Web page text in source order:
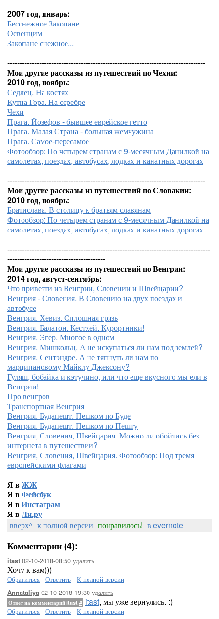
2007 год, январь:
Бесснежное Закопане
Освенцим
Закопане снежное...
---------------------------------------------------------------------------------
Мои другие рассказы из путешествий по Чехии:
2010 год, ноябрь:
Седлец. На костях
Кутна Гора. На серебре
Чехи
Прага. Йозефов - бывшее еврейское гетто
Прага. Малая Страна - большая жемчужина
Прага. Самое-пересамое
Фотообзор: По четырем странам с 9-месячным Данилкой на
самолетах, поездах, автобусах, лодках и канатных дорогах
---------------------------------------------------------------------------------
Мои другие рассказы из путешествий по Словакии:
2010 год, ноябрь:
Братислава. В столицу к братьям славянам
Фотообзор: По четырем странам с 9-месячным Данилкой на
самолетах, поездах, автобусах, лодках и канатных дорогах
-----------------------------------------------------------------------------------
----------------------------------------
Мои другие рассказы из путешествий по Венгрии:
2014 год, август-сентябрь:
Что привезти из Венгрии, Словении и Швейцарии?
Венгрия - Словения. В Словению на двух поездах и
автобусе
Венгрия. Хевиз. Сплошная грязь
Венгрия. Балатон. Кестхей. Курортники!
Венгрия. Эгер. Многое в одном
Венгрия. Мишкольц. А не искупаться ли нам под землей?
Венгрия. Сентэндре. А не тяпнуть ли нам по
марципановому Майклу Джексону?
Гуляш, бобайка и кэтучино, или что еще вкусного мы ели в
Венгрии!
Про венгров
Транспортная Венгрия
Венгрия. Будапешт. Пешком по Буде
Венгрия. Будапешт. Пешком по Пешту
Венгрия, Словения, Швейцария. Можно ли обойтись без
интернета в путешествии?
Венгрия, Словения, Швейцария. Фотообзор: Под тремя
европейскими флагами
Я вЖЖ
Я вФейсбук
Я вИнстаграм
Я вЛи.ру
вверх^ к полной версии понравилось! в evernote
Комментарии (4):
itast 02-10-2018-08:50 удалить
Хочу к вам)))
Обратиться - Ответить - К полной версии
Annataliya 02-10-2018-19:30 удалить
Ответ на комментарий itast # itast, мы уже вернулись. :)
Обратиться - Ответить - К полной версии